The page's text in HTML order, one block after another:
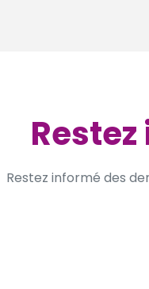
Restez informé des